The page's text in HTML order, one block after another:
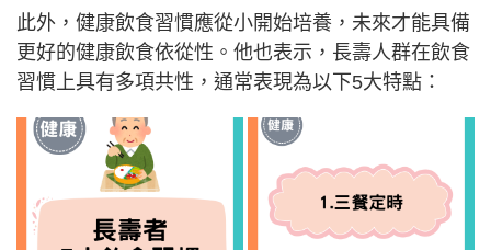
此外，健康飲食習慣應從小開始培養，未來才能具備
更好的健康飲食依從性。他也表示，長壽人群在飲食
習慣上具有多項共性，通常表現為以下5大特點：